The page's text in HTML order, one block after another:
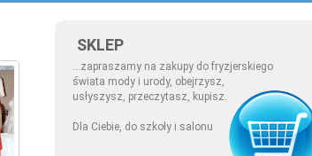
SKLEP
...zapraszamy na zakupy do fryzjerskiego
świata mody i urody, obejrzysz,
usłyszysz, przeczytasz, kupisz.
Dla Ciebie, do szkoły i salonu